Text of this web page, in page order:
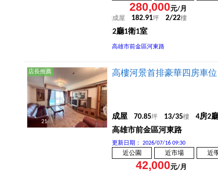
280,000元/月
成屋 182.91坪 2/22樓
2廳1衛1室
高雄市前金區河東路
店長推薦
21
高樓河景首排豪華四房車位
成屋 70.85坪 13/35樓
4房2
高雄市前金區河東路
更新日期： 2026/07/16 09:30
近公園 近市場 近
42,000元/月